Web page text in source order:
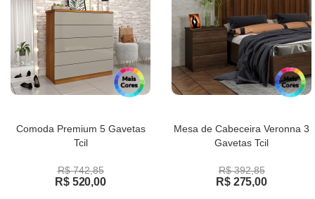
Comoda Premium 5 Gavetas
Tcil
R$ 742,85
R$ 520,00
Mesa de Cabeceira Veronna 3
Gavetas Tcil
R$ 392,85
R$ 275,00